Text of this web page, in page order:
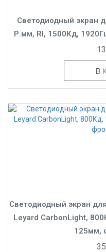
Светодиодный экран
Р.мм, RI, 1500Кд,
В
Светодиодный экран
Leyard CarbonLight,
125мм,